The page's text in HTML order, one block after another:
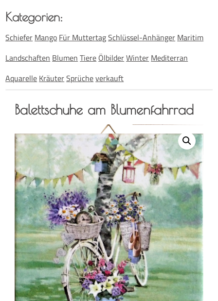
Balett­schu­he am Blumenfahrrad
Kate­go­rien:
Schiefer Mango Für MuttertagSchlüssel-Anhänger Maritim
Landschaften Blumen Tiere ÖlbilderWinter Mediterran
Aquarelle KräuterSprücheverkauft